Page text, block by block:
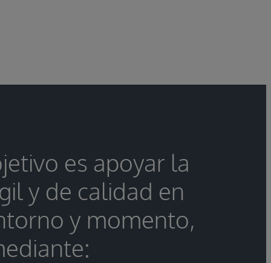
es apoyar la
y de calidad en
y momento,